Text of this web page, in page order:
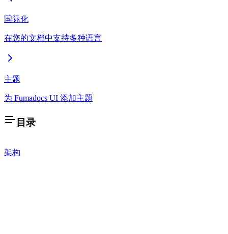
国际化
在您的文档中支持多种语言
主题
为 Fumadocs UI 添加主题
目录
架构